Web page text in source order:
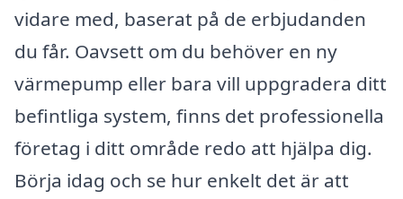
vidare med, baserat på de erbjudanden
du får. Oavsett om du behöver en ny
värmepump eller bara vill uppgradera ditt
befintliga system, finns det professionella
företag i ditt område redo att hjälpa dig.
Börja idag och se hur enkelt det är att